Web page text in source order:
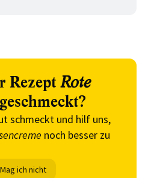
Rezept Rote
schmeckt und hilf uns,
noch besser zu
Mag ich nicht